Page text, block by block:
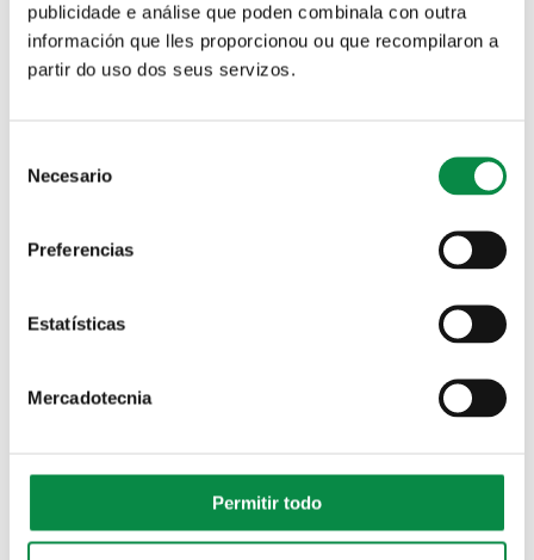
publicidade e análise que poden combinala con outra
información que lles proporcionou ou que recompilaron a
partir do uso dos seus servizos.
Selection
Necesario
Preferencias
Estatísticas
Mercadotecnia
Permitir todo
Solicitude de praza nas Escolas infantís municipais
depuración de augas residuais